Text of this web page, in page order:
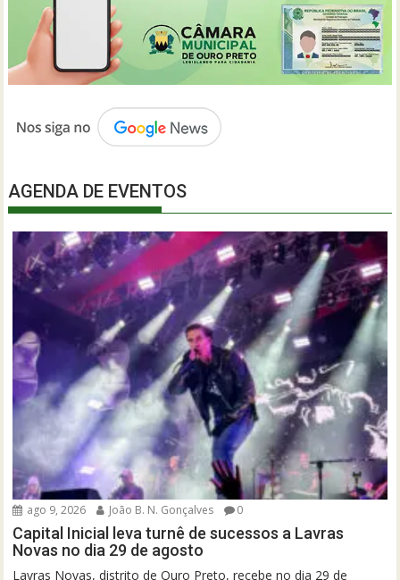
AGENDA DE EVENTOS
ago 9, 2026 João B. N. Gonçalves 0
Capital Inicial leva turnê de sucessos a Lavras
Novas no dia 29 de agosto
Lavras Novas, distrito de Ouro Preto, recebe no dia 29 de